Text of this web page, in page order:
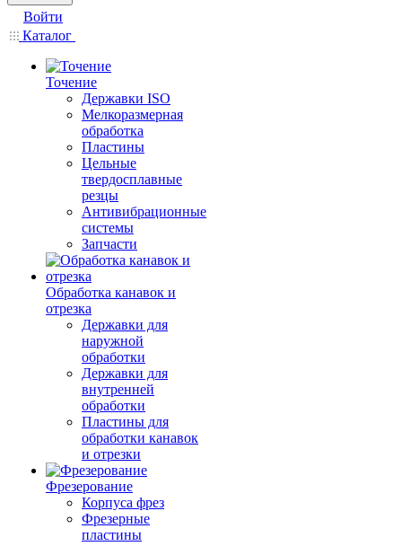
Войти
Каталог
Точение
Державки ISO
Мелкоразмерная
обработка
Пластины
Цельные
твердосплавные
резцы
Антивибрационные
системы
Запчасти
Обработка канавок и
отрезка
Державки для
наружной
обработки
Державки для
внутренней
обработки
Пластины для
обработки канавок
и отрезки
Фрезерование
Корпуса фрез
Фрезерные
пластины